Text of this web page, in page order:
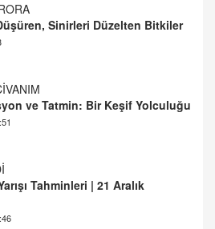
ve Tatmin: Bir Keşif Yolculuğu
Tahminleri | 21 Aralık
Cinsel Yaşam ile İlgili Bilinmesi